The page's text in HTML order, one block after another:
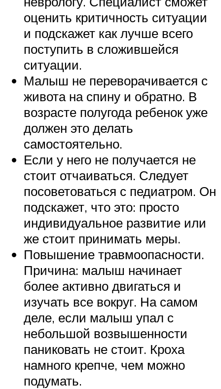
оценить критичность ситуации
и подскажет как лучше всего
поступить в сложившейся
ситуации.
Малыш не переворачивается с
живота на спину и обратно. В
возрасте полугода ребенок уже
должен это делать
самостоятельно.
Если у него не получается не
стоит отчаиваться. Следует
посоветоваться с педиатром. Он
подскажет, что это: просто
индивидуальное развитие или
же стоит принимать меры.
Повышение травмоопасности.
Причина: малыш начинает
более активно двигаться и
изучать все вокруг. На самом
деле, если малыш упал с
небольшой возвышенности
паниковать не стоит. Кроха
намного крепче, чем можно
подумать.